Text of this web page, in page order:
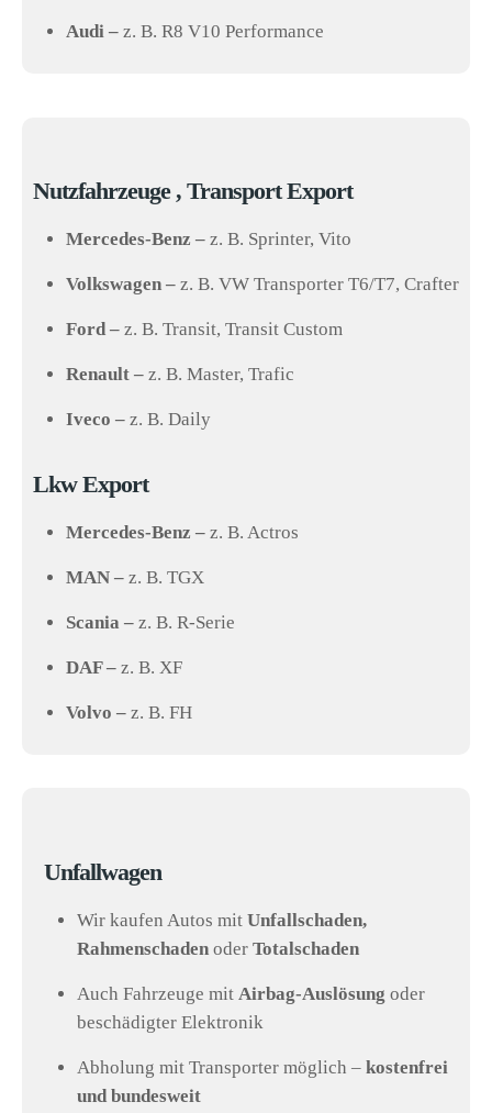
Audi – z. B. R8 V10 Performance
Nutzfahrzeuge , Transport Export
Mercedes-Benz – z. B. Sprinter, Vito
Volkswagen – z. B. VW Transporter T6/T7, Crafter
Ford – z. B. Transit, Transit Custom
Renault – z. B. Master, Trafic
Iveco – z. B. Daily
Lkw Export
Mercedes-Benz – z. B. Actros
MAN – z. B. TGX
Scania – z. B. R-Serie
DAF – z. B. XF
Volvo – z. B. FH
Unfallwagen
Wir kaufen Autos mit Unfallschaden,
Rahmenschaden oder Totalschaden
Auch Fahrzeuge mit Airbag-Auslösung oder
beschädigter Elektronik
Abholung mit Transporter möglich – kostenfrei
und bundesweit